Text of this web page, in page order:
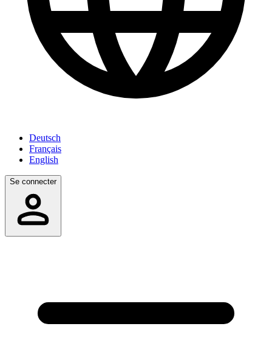
Deutsch
Français
English
Se connecter